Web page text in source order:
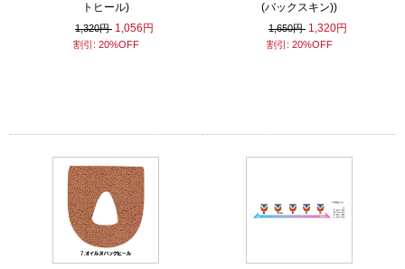
トヒール)
1,320円 1,056円
割引: 20%OFF
(バックスキン))
1,650円 1,320円
割引: 20%OFF